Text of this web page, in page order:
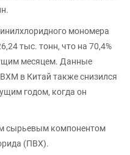
мономера
тыс. тонн, что на 70,4%
месяцем. Данные
в Китай также снизился
годом, когда он
сырьевым компонентом
(ПВХ).